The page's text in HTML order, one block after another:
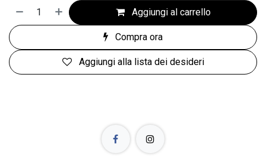
Aggiungi al carrello
Compra ora
Aggiungi alla lista dei desideri